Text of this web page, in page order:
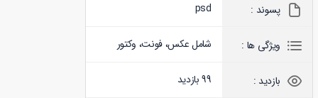
پسوند : psd
ویژگی ها : شامل عکس، فونت، وکتور
بازدید : 99 بازدید